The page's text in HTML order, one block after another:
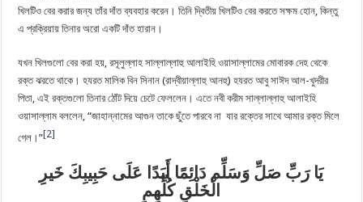
খিলটিও বের করার জন্য তাঁর দাঁত ব্যবহার করেন। তিনি দ্বিতীয় খিলটিও বের করতে সক্ষম হোন, কিন্তু
এ প্রক্রিয়ায় তিনার অরো একটি দাঁত হারান।
যখন খিলগুলো বের করা হয়, রসূলুল্লাহ সাল্লাল্লাহু আলাইহি ওয়াসাল্লামের মোবারক দেহ থেকে
রক্ত ঝরতে থাকে। হযরত মালিক বিন সিনান (রাদ্বীয়াল্লাহু আনহু) হযরত আবু সাঈদ আল-খুদরীর
পিতা, এই রক্তগুলো তিনার ঠোঁট দিয়ে চেটে ফেললেন। এতে নবী করীম সাল্লাল্লাহু আলাইহি
ওয়াসাল্লাম বললেন, “জাহান্নামের আগুন তাকে ছুঁতে পারবে না যার রক্তের সাথে আমার রক্ত মিলে
গেল।”[2]
‎يَا رَبِّ صَلِّ وَسَلِّم دَائِمًا أَبَدًا عَلَى حَبِيبِكَ خَيرِ
الْخَلْقِ كُلِّهِمِ‎